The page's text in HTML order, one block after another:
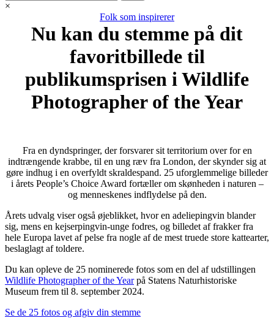
×
Folk som inspirerer
Nu kan du stemme på dit
favoritbillede til
publikumsprisen i Wildlife
Photographer of the Year
Fra en dyndspringer, der forsvarer sit territorium over for en
indtrængende krabbe, til en ung ræv fra London, der skynder sig at
gøre indhug i en overfyldt skraldespand. 25 uforglemmelige billeder
i årets People’s Choice Award fortæller om skønheden i naturen –
og menneskenes indflydelse på den.
Årets udvalg viser også øjeblikket, hvor en adeliepingvin blander
sig, mens en kejserpingvin-unge fodres, og billedet af frakker fra
hele Europa lavet af pelse fra nogle af de mest truede store kattearter,
beslaglagt af toldere.
Du kan opleve de 25 nominerede fotos som en del af udstillingen
Wildlife Photographer of the Yearpå Statens Naturhistoriske
Museum frem til 8. september 2024.
Se de 25 fotos og afgiv din stemme